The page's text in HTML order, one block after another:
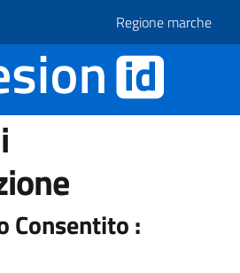
Regione marche
Consentito :